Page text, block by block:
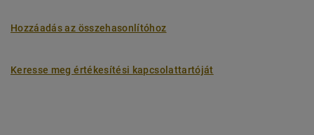
Hozzáadás az összehasonlítóhoz
Keresse meg értékesítési kapcsolattartóját